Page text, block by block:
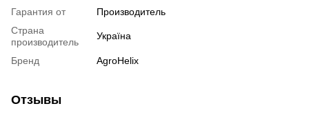
Гарантия от
Производитель
Страна
производитель
Україна
Бренд AgroHelix
Отзывы